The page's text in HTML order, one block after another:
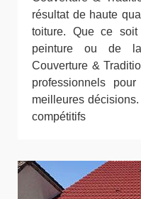
résultat de haute
toiture. Que ce
peinture ou de
Couverture &
professionnels
meilleures
compétitifs